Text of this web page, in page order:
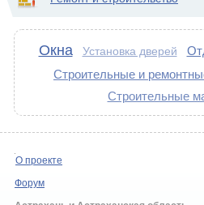
Окна Установка дверей
Строительные и
Строительные
О проекте
Форум